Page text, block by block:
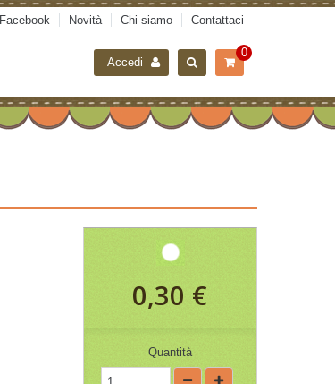
Facebook Novità Chi siamo Contattaci
0
Accedi
0,30 €
Quantità